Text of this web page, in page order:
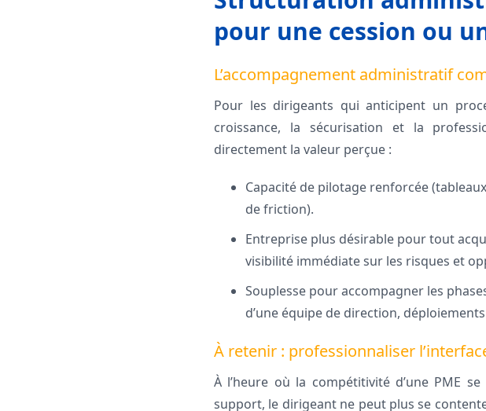
pour une cession ou
L’accompagnement administratif
Pour les dirigeants qui anticipent un
croissance, la sécurisation et la
directement la valeur perçue :
Capacité de pilotage renforcée
de friction).
Entreprise plus désirable pour tout
visibilité immédiate sur les risques et
Souplesse pour accompagner les
d’une équipe de direction,
À retenir : professionnaliser
À l’heure où la compétitivité d’une PME
support, le dirigeant ne peut plus se